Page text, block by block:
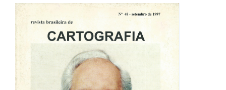
Barra
lateral
de
artigos